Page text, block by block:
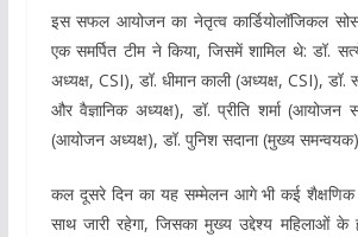
इस सफल आयोजन का नेतृत्व कार्डियोलॉजिकल
एक समर्पित टीम ने किया, जिसमें शामिल थे: डॉ.
अध्यक्ष, CSI), डॉ. धीमान काली (अध्यक्ष, CSI),
और वैज्ञानिक अध्यक्ष), डॉ. प्रीति शर्मा (आयोजन
(आयोजन अध्यक्ष), डॉ. पुनिश सदाना (मुख्य समन्वयक)
कल दूसरे दिन का यह सम्मेलन आगे भी कई
साथ जारी रहेगा, जिसका मुख्य उद्देश्य महिलाओं